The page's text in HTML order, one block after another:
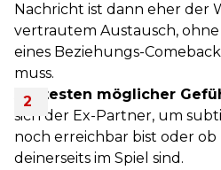
Nachricht ist dann eher der
vertrautem Austausch, ohne
eines Beziehungs-
muss.
Austesten möglicher
sich der Ex-Partner, um
noch erreichbar bist oder
deinerseits im Spiel sind.